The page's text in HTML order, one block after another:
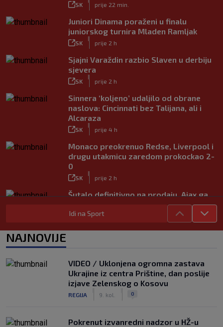
SK prije 22 min.
Juniori Dinama poraženi u finalu
juniorskog turnira Mladen Ramljak
SK prije 2 h
Sjajni Varaždin razbio Slaven u derbiju
sjevera
SK prije 2 h
Sinnera ‘koljeno’ udaljilo od obrane
naslova: Cincinnati bez Talijana, ali i
Alcaraza
SK prije 4 h
Monaco preokrenuo Redse, Liverpool i
drugu utakmicu zaredom prokockao 2-
0
SK prije 2 h
Šutalo definitivno na prodaju, Ajax ga
SK
|
prije 6 h
Mourinho nakon debija velikog
SK
|
prije 7 h
Rashford je htio ostati u Barceloni, ali
vraća se u United koji će mu ipak dati
novu šansu
Idi na Sport
NAJNOVIJE
VIDEO / Uklonjena ogromna zastava
Ukrajine iz centra Prištine, dan poslije
izjave Zelenskog o Kosovu
REGIJA 9. kol. 0
Pokrenut izvanredni nadzor u HŽ-u